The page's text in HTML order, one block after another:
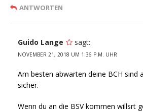
ANTWORTEN
Guido Lange sagt:
NOVEMBER 21, 2018 UM 1:36 P.M. UHR
Am besten abwarten deine BCH sind
sicher.
Wenn du an die BSV kommen willsrt